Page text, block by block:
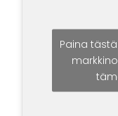
Paina